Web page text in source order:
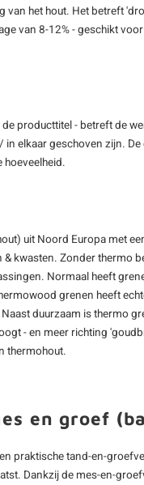
het hout. Het betreft
van 8-12% - geschikt
producttitel - betreft de
elkaar geschoven zijn.
hoeveelheid.
uit Noord Europa met
kwasten. Zonder thermo
Normaal heeft
grenen heeft
duurzaam is thermo
- en meer richting
thermohout.
en groef
praktische tand-en-
Dankzij de mes-en-